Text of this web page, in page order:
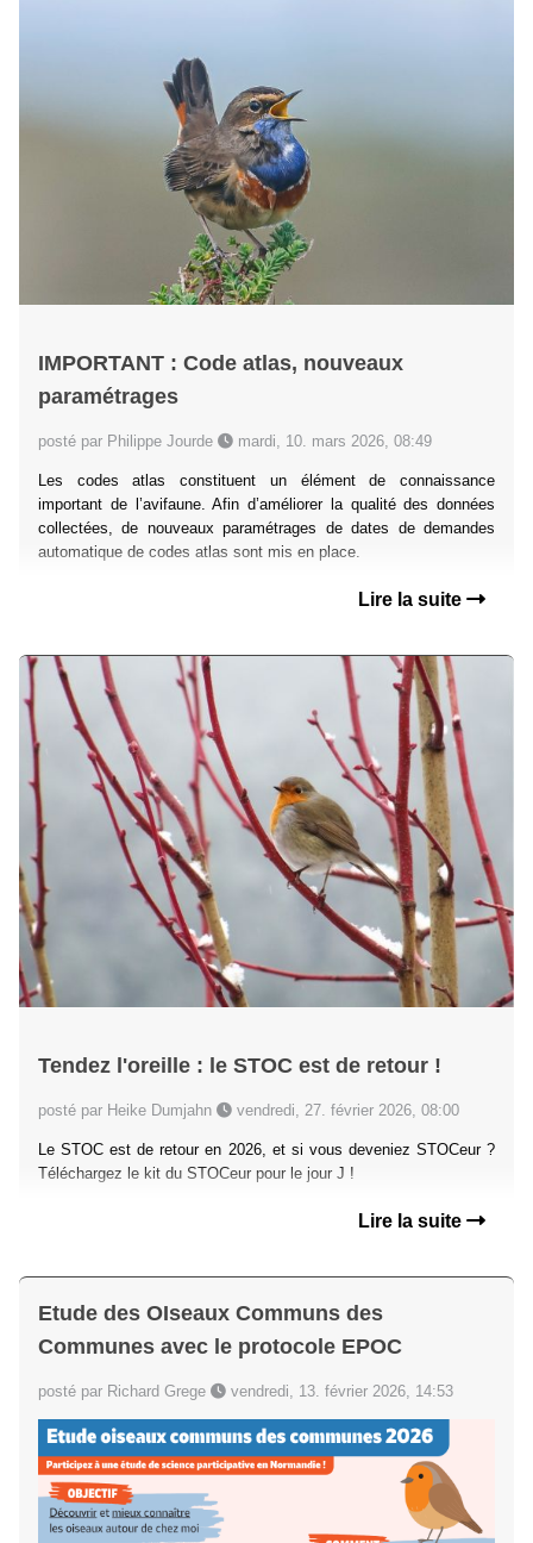
IMPORTANT : Code atlas, nouveaux
paramétrages
posté par Philippe Jourde mardi, 10. mars 2026, 08:49
Les codes atlas constituent un élément de connaissance
important de l’avifaune. Afin d’améliorer la qualité des données
collectées, de nouveaux paramétrages de dates de demandes
automatique de codes atlas sont mis en place.
Lire la suite
Tendez l'oreille : le STOC est de retour !
posté par Heike Dumjahn vendredi, 27. février 2026, 08:00
Le STOC est de retour en 2026, et si vous deveniez STOCeur ?
Téléchargez le kit du STOCeur pour le jour J !
Lire la suite
Etude des OIseaux Communs des
Communes avec le protocole EPOC
posté par Richard Grege vendredi, 13. février 2026, 14:53